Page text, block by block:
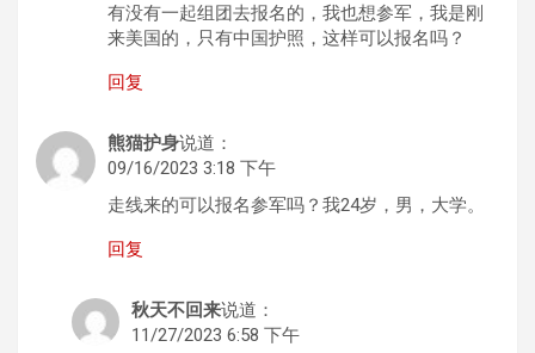
有没有一起组团去报名的，我也想参军，我是刚
来美国的，只有中国护照，这样可以报名吗？
回复
熊猫护身说道：
09/16/2023 3:18 下午
走线来的可以报名参军吗？我24岁，男，大学。
回复
秋天不回来说道：
11/27/2023 6:58 下午